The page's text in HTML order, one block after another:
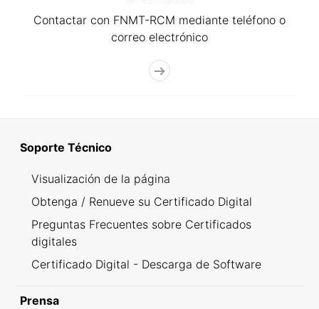
Contactar con FNMT-RCM mediante teléfono o
correo electrónico
Soporte Técnico
Visualización de la página
Obtenga / Renueve su Certificado Digital
Preguntas Frecuentes sobre Certificados
digitales
Certificado Digital - Descarga de Software
Prensa